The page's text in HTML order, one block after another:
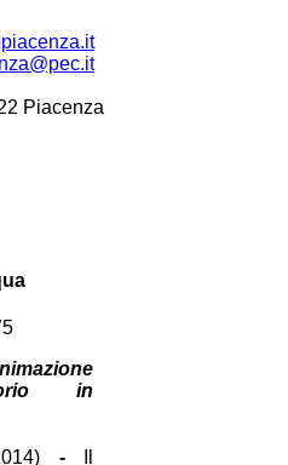
Piacenza
in
-Il